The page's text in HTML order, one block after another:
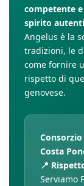
competente
spirito
Angelus è la
tradizioni, le
come fornire
rispetto di
genovese.
Costa
📍
Serviamo